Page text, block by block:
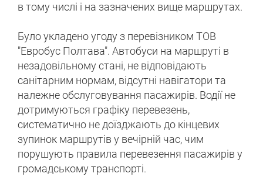
в тому числі і на зазначених вище маршрутах.
Було укладено угоду з перевізником ТОВ
"Евробус Полтава". Автобуси на маршруті в
незадовільному стані, не відповідають
санітарним нормам, відсутні навігатори та
належне обслуговування пасажирів. Водії не
дотримуються графіку перевезень,
систематично не доїзджають до кінцевих
зупинок маршрутів у вечірній час, чим
порушують правила перевезення пасажирів у
громадському транспорті.